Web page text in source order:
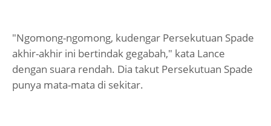
"Ngomong-ngomong, kudengar Persekutuan Spade
akhir-akhir ini bertindak gegabah," kata Lance
dengan suara rendah. Dia takut Persekutuan Spade
punya mata-mata di sekitar.